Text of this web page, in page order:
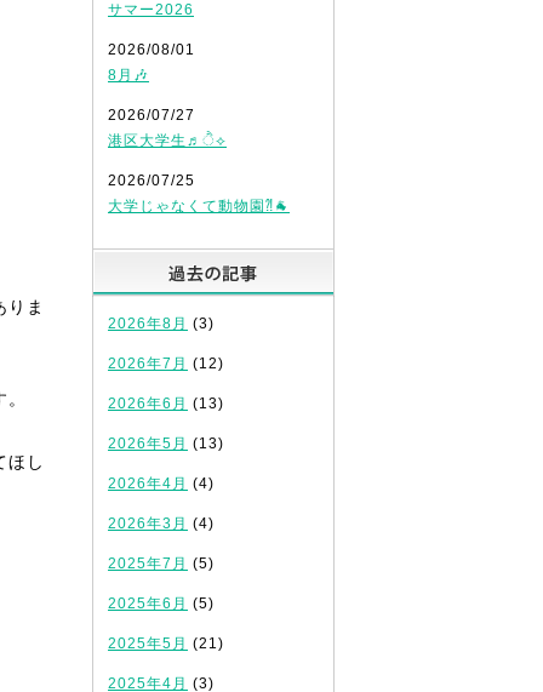
りま
ほし
サマー2026
2026/08/01
8月🎶
2026/07/27
港区大学生♬ੈ⟡
2026/07/25
大学じゃなくて動物園⁈🐐
2026年8月 (3)
2026年7月 (12)
2026年6月 (13)
2026年5月 (13)
2026年4月 (4)
2026年3月 (4)
2025年7月 (5)
2025年6月 (5)
2025年5月 (21)
2025年4月 (3)